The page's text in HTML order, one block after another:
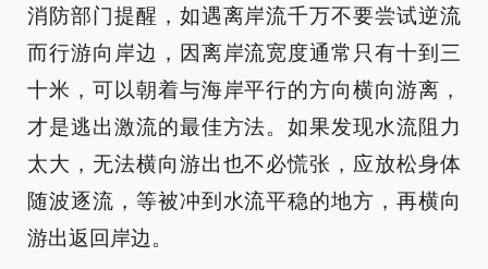
消防部门提醒，如遇离岸流千万不要尝试逆流
而行游向岸边，因离岸流宽度通常只有十到三
十米，可以朝着与海岸平行的方向横向游离，
才是逃出激流的最佳方法。如果发现水流阻力
太大，无法横向游出也不必慌张，应放松身体
随波逐流，等被冲到水流平稳的地方，再横向
游出返回岸边。